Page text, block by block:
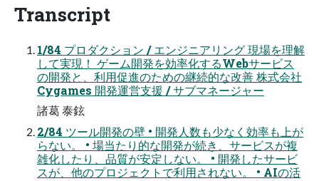
Transcript
1/84 プロダクション / エンジニアリング 現場を理解
して実現！ ゲーム開発を効率化するWebサービス
の開発と、利用促進のための継続的な改善 株式会社
Cygames 開発運営支援 / サブマネージャー
諸葛 泰鉉
2/84 ツール開発の壁 • 開発人数も少なく効率も上が
らない。 • 場当たり的な開発が続き、サービスが複
雑化したり、品質が安定しない。 • 開発したサービ
スが、他のプロジェクトで利用されない。 • AIの活